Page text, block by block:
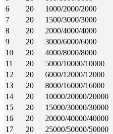
6
20
1000/2000/2000
7
20
1500/3000/3000
8
20 2000/4000/4000
9
20
3000/6000/6000
10
20
4000/8000/8000
11
20
5000/10000/10000
12
20
6000/12000/12000
13
20
8000/16000/16000
14
20 10000/20000/20000
15
20
15000/30000/30000
16
20
20000/40000/40000
17
20
25000/50000/50000